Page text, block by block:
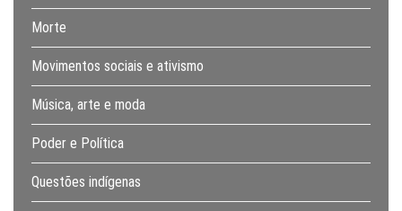
Morte
Movimentos sociais e ativismo
Música, arte e moda
Poder e Política
Questões indígenas